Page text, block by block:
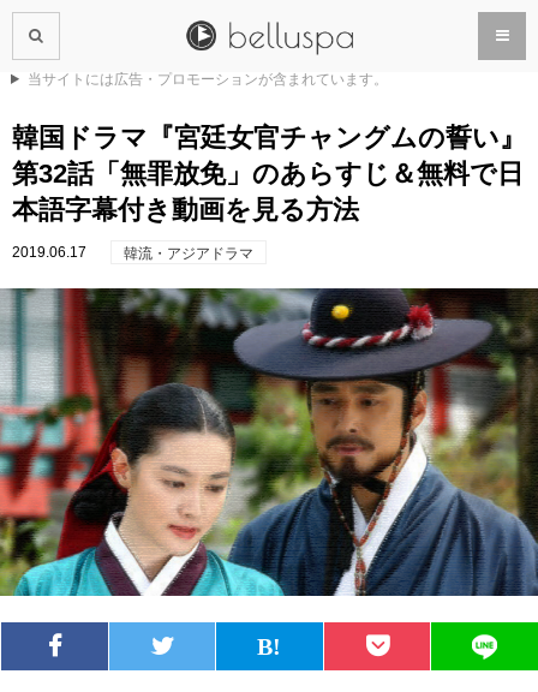
当サイトには広告・プロモーションが含まれています。
韓国ドラマ『宮廷女官チャングムの誓い』
第32話「無罪放免」のあらすじ＆無料で日
本語字幕付き動画を見る方法
2019.06.17 韓流・アジアドラマ